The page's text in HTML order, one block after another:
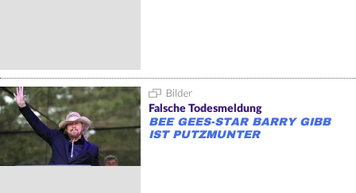
Falsche Todesmeldung
BEE GEES-STAR BARRY GIBB
IST PUTZMUNTER